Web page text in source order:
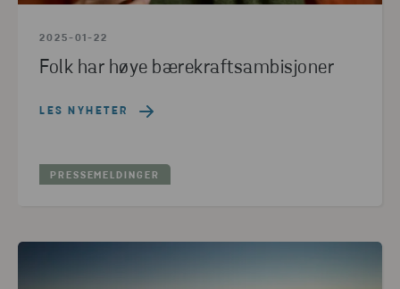
2025-01-22
Folk har høye bærekraftsambisjoner
LES NYHETER
PRESSEMELDINGER